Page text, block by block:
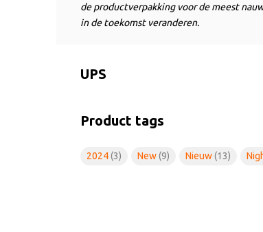
de productverpakking voor de meest
in de toekomst veranderen.
UPS
Product tags
2024(3) New(9) Nieuw(13)